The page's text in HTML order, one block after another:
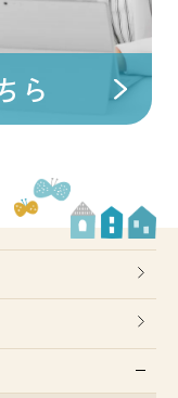
ら